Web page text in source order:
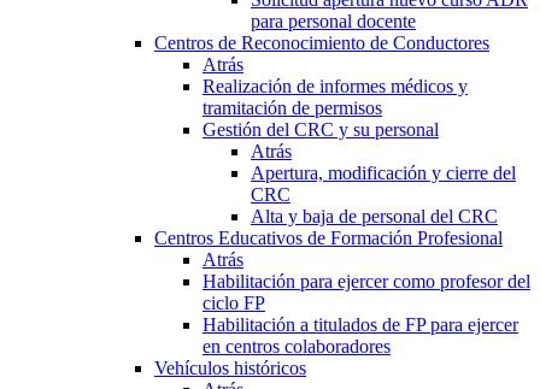
para personal docente
Centros de Reconocimiento de Conductores
Atrás
Realización de informes médicos y
tramitación de permisos
Gestión del CRC y su personal
Atrás
Apertura, modificación y cierre del
CRC
Alta y baja de personal del CRC
Centros Educativos de Formación Profesional
Atrás
Habilitación para ejercer como profesor del
ciclo FP
Habilitación a titulados de FP para ejercer
en centros colaboradores
Vehículos históricos